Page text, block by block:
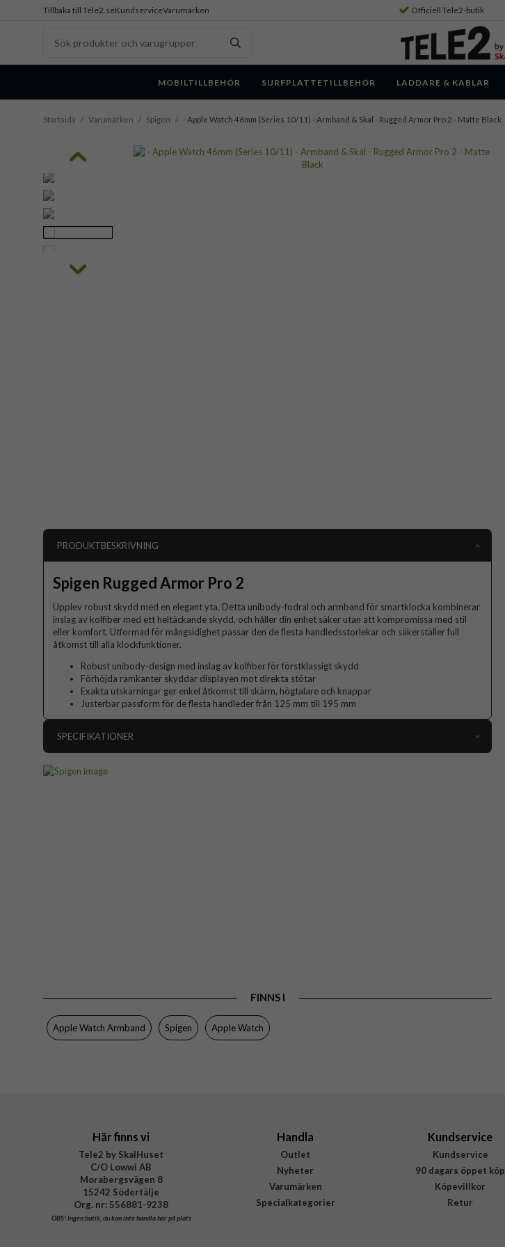
Tillbaka till Tele2.seKundserviceVarumärken Officiell Tele2-butik
MOBILTILLBEHÖR SURFPLATTETILLBEHÖR LADDARE & KABLAR
Startsida / Varumärken / Spigen / - Apple Watch 46mm (Series 10/11) - Armband & Skal - Rugged Armor Pro 2 - Matte Black
PRODUKTBESKRIVNING
Spigen Rugged Armor Pro 2
Upplev robust skydd med en elegant yta. Detta unibody-fodral och armband för smartklocka kombinerar
inslag av kolfiber med ett heltäckande skydd, och håller din enhet säker utan att kompromissa med stil
eller komfort. Utformad för mångsidighet passar den de flesta handledsstorlekar och säkerställer full
åtkomst till alla klockfunktioner.
Robust unibody-design med inslag av kolfiber för förstklassigt skydd
Förhöjda ramkanter skyddar displayen mot direkta stötar
Exakta utskärningar ger enkel åtkomst till skärm, högtalare och knappar
Justerbar passform för de flesta handleder från 125 mm till 195 mm
SPECIFIKATIONER
FINNS I
Apple Watch Armband Spigen Apple Watch
Här finns vi
Tele2 by SkalHuset
C/O Lowwi AB
Morabergsvägen 8
15242 Södertälje
Org. nr: 556881-9238
OBS!Ingen butik, du kan inte handla här på plats
Handla
Outlet
Nyheter
Varumärken
Specialkategorier
Kundservice
Kundservice
90 dagars öppet köp
Köpevillkor
Retur